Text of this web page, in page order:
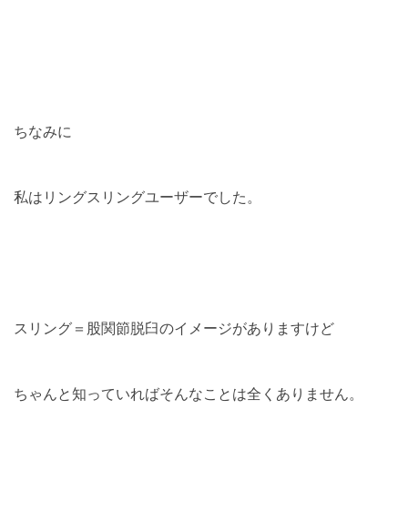
ちなみに
私はリングスリングユーザーでした。
スリング＝股関節脱臼のイメージがありますけど
ちゃんと知っていればそんなことは全くありません。